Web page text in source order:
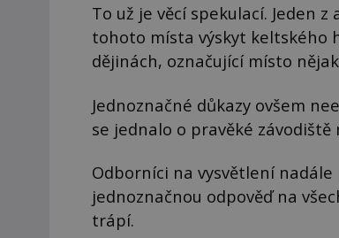
To už je věcí spekulací. Jeden
tohoto místa výskyt keltského
dějinách, označující místo
Jednoznačné důkazy ovšem
se jednalo o pravěké
Odborníci na vysvětlení
jednoznačnou odpověď na
trápí.